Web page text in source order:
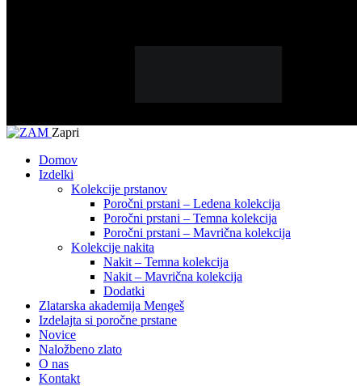
Zapri
Domov
Izdelki
Kolekcije prstanov
Poročni prstani – Ledena kolekcija
Poročni prstani – Temna kolekcija
Poročni prstani – Mavrična kolekcija
Kolekcije nakita
Nakit – Temna kolekcija
Nakit – Mavrična kolekcija
Dodatki
Zlatarska akademija Mengeš
Izdelajta si poročne prstane
Novice
Naložbeno zlato
O nas
Kontakt